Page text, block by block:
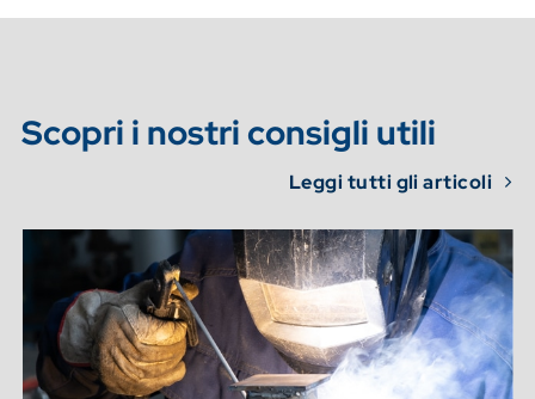
Scopri i nostri consigli utili
Leggi tutti gli articoli